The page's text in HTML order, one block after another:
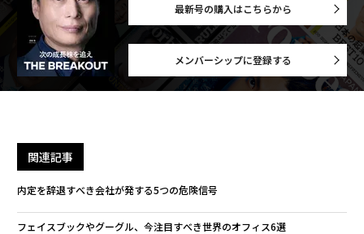
最新号の購入はこちらから
メンバーシップに登録する
関連記事
内定を辞退すべき会社が発する5つの危険信号
フェイスブックやグーグル、今注目すべき世界のオフィス6選